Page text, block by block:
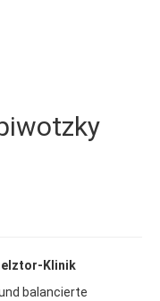
Klinik
balancierte